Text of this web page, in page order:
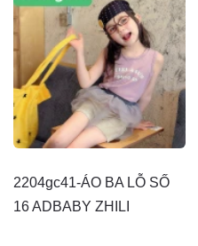
2204gc41-ÁO BA LỖ SỐ
16 ADBABY ZHILI